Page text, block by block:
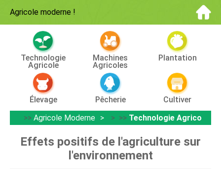
Agricole moderne !
Technologie
Agricole
Machines
Agricoles
Plantation
Élevage Pêcherie
Cultiver
>> Agricole Moderne > >> Technologie Agricole
Effets positifs de l'agriculture sur
l'environnement